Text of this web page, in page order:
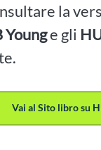
la
Younge gli
Vai al Sito libro su